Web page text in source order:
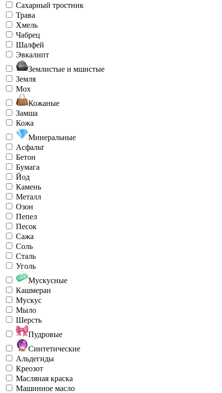
Сахарный тростник
Трава
Хмель
Чабрец
Шалфей
Эвкалипт
Землистые и мшистые
Земля
Мох
Кожаные
Замша
Кожа
Минеральные
Асфальт
Бетон
Бумага
Йод
Камень
Металл
Озон
Пепел
Песок
Сажа
Соль
Сталь
Уголь
Мускусные
Кашмеран
Мускус
Мыло
Шерсть
Пудровые
Синтетические
Альдегиды
Креозот
Масляная краска
Машинное масло